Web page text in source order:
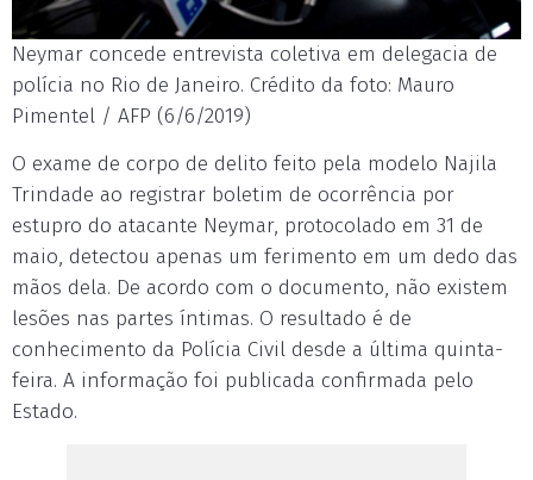
Neymar concede entrevista coletiva em delegacia de
polícia no Rio de Janeiro. Crédito da foto: Mauro
Pimentel / AFP (6/6/2019)
O exame de corpo de delito feito pela modelo Najila
Trindade ao registrar boletim de ocorrência por
estupro do atacante Neymar, protocolado em 31 de
maio, detectou apenas um ferimento em um dedo das
mãos dela. De acordo com o documento, não existem
lesões nas partes íntimas. O resultado é de
conhecimento da Polícia Civil desde a última quinta-
feira. A informação foi publicada confirmada pelo
Estado.